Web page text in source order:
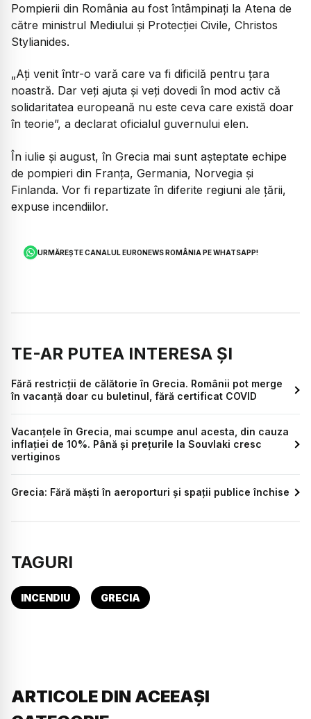
Pompierii din România au fost întâmpinați la Atena de
către ministrul Mediului și Protecției Civile, Christos
Stylianides.
„Ați venit într-o vară care va fi dificilă pentru țara
noastră. Dar veți ajuta și veți dovedi în mod activ că
solidaritatea europeană nu este ceva care există doar
în teorie”, a declarat oficialul guvernului elen.
În iulie și august, în Grecia mai sunt așteptate echipe
de pompieri din Franța, Germania, Norvegia și
Finlanda. Vor fi repartizate în diferite regiuni ale țării,
expuse incendiilor.
URMĂREȘTE CANALUL EURONEWS ROMÂNIA PE WHATSAPP!
TE-AR PUTEA INTERESA ȘI
Fără restricții de călătorie în Grecia. Românii pot merge
în vacanță doar cu buletinul, fără certificat COVID
Vacanțele în Grecia, mai scumpe anul acesta, din cauza
inflației de 10%. Până și prețurile la Souvlaki cresc
vertiginos
Grecia: Fără măști în aeroporturi și spații publice închise
TAGURI
INCENDIU GRECIA
ARTICOLE DIN ACEEAȘI